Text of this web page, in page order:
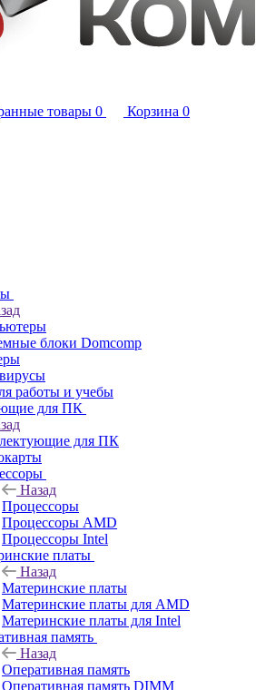
товары 0 Корзина 0
блоки Domcomp
работы и учебы
для ПК
для ПК
Назад
Процессоры
Процессоры AMD
Процессоры Intel
платы
Назад
Материнские платы
Материнские платы для AMD
Материнские платы для Intel
память
Назад
Оперативная память
Оперативная память DIMM